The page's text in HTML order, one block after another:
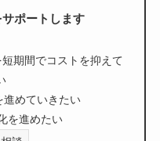
ポートします
期間でコストを抑えて
進めていきたい
を進めたい